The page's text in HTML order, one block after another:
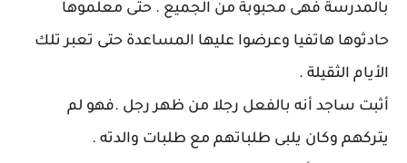
بالمدرسة فهى محبوبة من الجميع . حتى معلموها
حادثوها هاتفيا وعرضوا عليها المساعدة حتى تعبر تلك
الأيام الثقيلة .
أثبت ساجد أنه بالفعل رجلا من ظهر رجل .فهو لم
يتركهم وكان يلبى طلباتهم مع طلبات والدته .